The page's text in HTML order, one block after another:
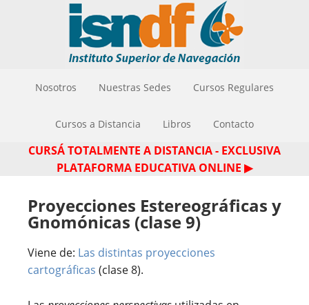
Nosotros Nuestras Sedes Cursos Regulares
Cursos a Distancia Libros Contacto
CURSÁ TOTALMENTE A DISTANCIA - EXCLUSIVA
PLATAFORMA EDUCATIVA ONLINE ▶
Proyecciones Estereográficas y
Gnomónicas (clase 9)
Viene de: Las distintas proyecciones
cartográficas (clase 8).